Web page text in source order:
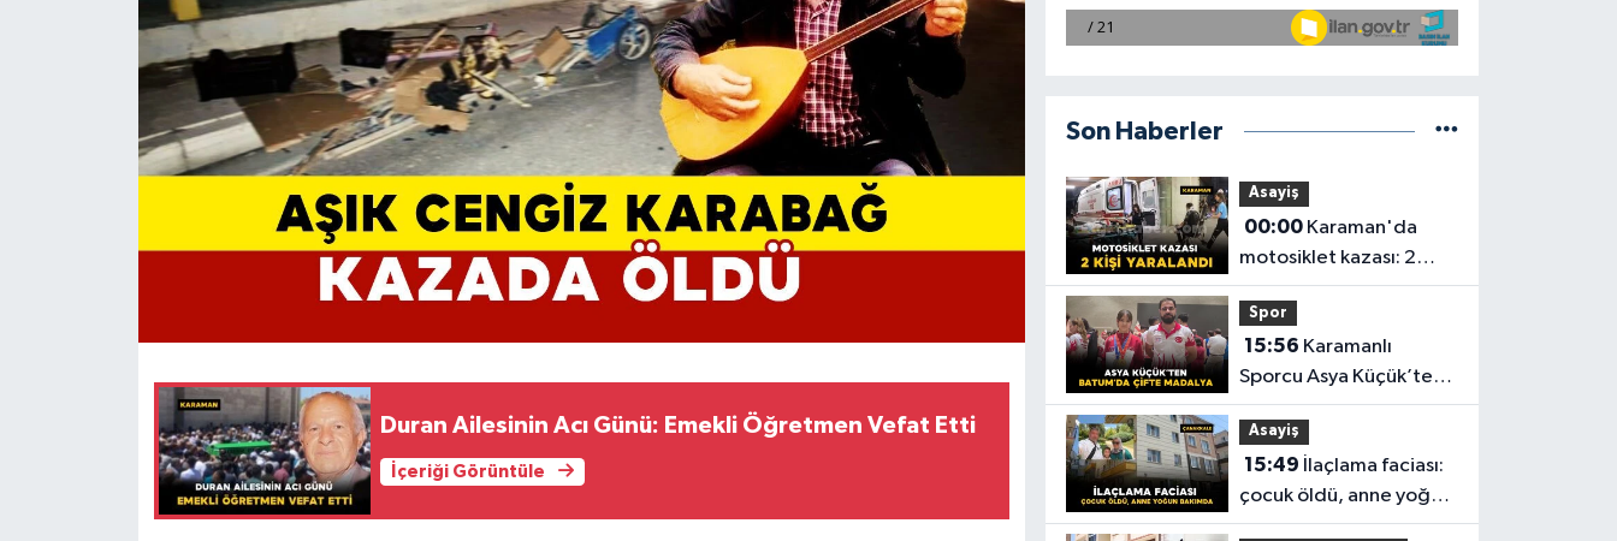
Duran Ailesinin Acı Günü: Emekli Öğretmen Vefat Etti
İçeriği Görüntüle
Son Haberler
Asayiş
00:00Karaman'da
motosiklet kazası: 2
yaralı
Spor
15:56
Sporcu Asya Küçük’ten
Batum’da Çifte Madalya
Asayiş
15:49
çocuk öldü, anne yoğun
bakımda